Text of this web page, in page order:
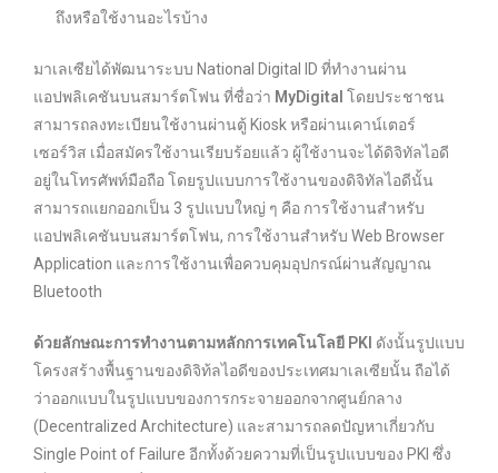
ถึงหรือใช้งานอะไรบ้าง
มาเลเซียได้พัฒนาระบบ National Digital ID ที่ทำงานผ่าน
แอปพลิเคชันบนสมาร์ตโฟน ที่ชื่อว่า MyDigital โดยประชาชน
สามารถลงทะเบียนใช้งานผ่านตู้ Kiosk หรือผ่านเคาน์เตอร์
เซอร์วิส เมื่อสมัครใช้งานเรียบร้อยแล้ว ผู้ใช้งานจะได้ดิจิทัลไอดี
อยู่ในโทรศัพท์มือถือ โดยรูปแบบการใช้งานของดิจิทัลไอดีนั้น
สามารถแยกออกเป็น 3 รูปแบบใหญ่ ๆ คือ การใช้งานสำหรับ
แอปพลิเคชันบนสมาร์ตโฟน, การใช้งานสำหรับ Web Browser
Application และการใช้งานเพื่อควบคุมอุปกรณ์ผ่านสัญญาณ
Bluetooth
ด้วยลักษณะการทำงานตามหลักการเทคโนโลยี PKI ดังนั้นรูปแบบ
โครงสร้างพื้นฐานของดิจิท้ลไอดีของประเทศมาเลเซียนั้น ถือได้
ว่าออกแบบในรูปแบบของการกระจายออกจากศูนย์กลาง
(Decentralized Architecture) และสามารถลดปัญหาเกี่ยวกับ
Single Point of Failure อีกทั้งด้วยความที่เป็นรูปแบบของ PKI ซึ่ง